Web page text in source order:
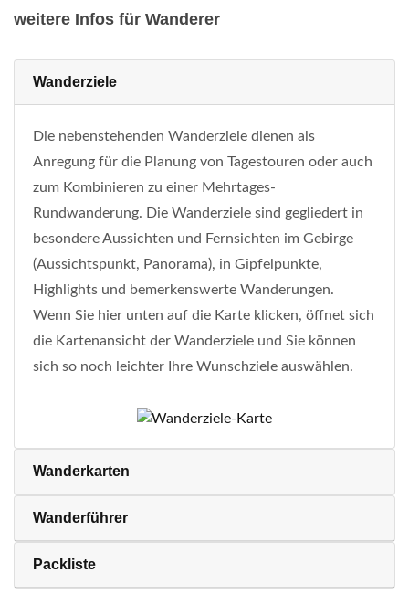
weitere Infos für Wanderer
Wanderziele
Die nebenstehenden Wanderziele dienen als
Anregung für die Planung von Tagestouren oder auch
zum Kombinieren zu einer Mehrtages-
Rundwanderung. Die Wanderziele sind gegliedert in
besondere Aussichten und Fernsichten im Gebirge
(Aussichtspunkt, Panorama), in Gipfelpunkte,
Highlights und bemerkenswerte Wanderungen.
Wenn Sie hier unten auf die Karte klicken, öffnet sich
die Kartenansicht der Wanderziele und Sie können
sich so noch leichter Ihre Wunschziele auswählen.
Wanderkarten
Wanderführer
Packliste